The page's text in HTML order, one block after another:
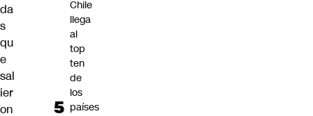
da
s
qu
e
sal
ier
on
Chile
llega
al
top
ten
de
los
países